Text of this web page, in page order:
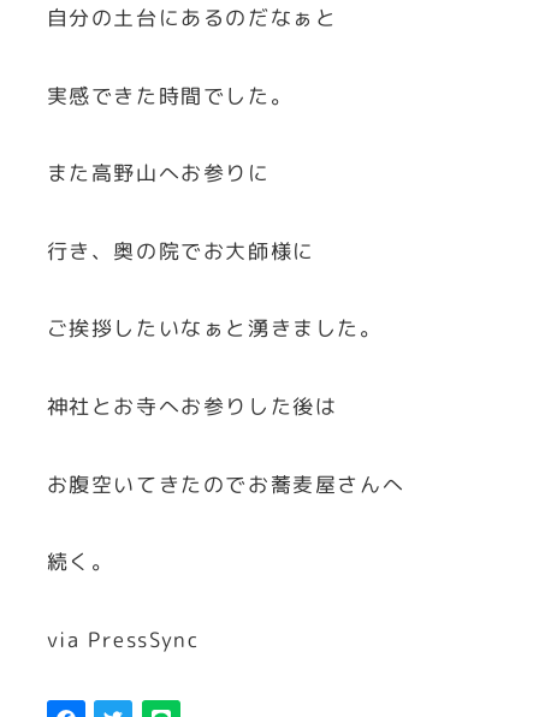
自分の土台にあるのだなぁと
実感できた時間でした。
また高野山へお参りに
行き、奥の院でお大師様に
ご挨拶したいなぁと湧きました。
神社とお寺へお参りした後は
お腹空いてきたのでお蕎麦屋さんへ
続く。
via PressSync